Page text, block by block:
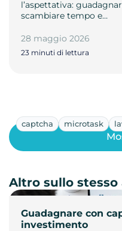
l’aspettativa:
scambiare tempo e…
28 maggio 2026
23 minuti di lettura
captcha microtask
Guadagnare con
investimento
Altro sullo